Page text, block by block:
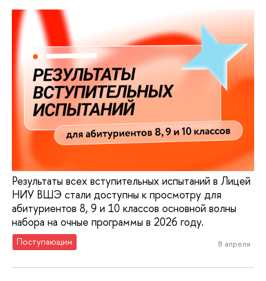
Результаты всех вступительных испытаний в Лицей
НИУ ВШЭ стали доступны к просмотру для
абитуриентов 8, 9 и 10 классов основной волны
набора на очные программы в 2026 году.
Поступающим 8 апреля